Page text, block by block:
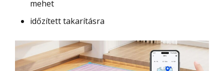
mehet
időzített takarításra